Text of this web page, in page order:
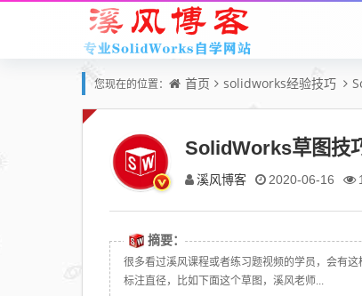
您现在的位置： 首页 solidworks经验技巧
SolidWorks草图技
溪风博客 2020-06-16
摘要：
很多看过溪风课程或者练习题视频的学员，会有
标注直径，比如下面这个草图，溪风老师...